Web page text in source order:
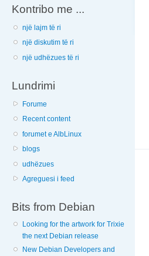
Kontribo me ...
një lajm të ri
një diskutim të ri
një udhëzues të ri
Lundrimi
Forume
Recent content
forumet e AlbLinux
blogs
udhëzues
Agreguesi i feed
Bits from Debian
Looking for the artwork for Trixie
the next Debian release
New Debian Developers and